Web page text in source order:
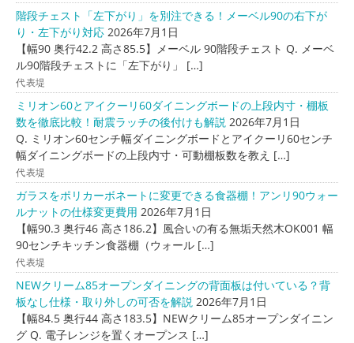
階段チェスト「左下がり」を別注できる！メーベル90の右下が
り・左下がり対応 2026年7月1日
【幅90 奥行42.2 高さ85.5】メーベル 90階段チェスト Q. メーベ
ル90階段チェストに「左下がり」 […]
代表堤
ミリオン60とアイクーリ60ダイニングボードの上段内寸・棚板
数を徹底比較！耐震ラッチの後付けも解説 2026年7月1日
Q. ミリオン60センチ幅ダイニングボードとアイクーリ60センチ
幅ダイニングボードの上段内寸・可動棚板数を教え […]
代表堤
ガラスをポリカーボネートに変更できる食器棚！アンリ90ウォー
ルナットの仕様変更費用 2026年7月1日
【幅90.3 奥行46 高さ186.2】風合いの有る無垢天然木OK001 幅
90センチキッチン食器棚（ウォール […]
代表堤
NEWクリーム85オープンダイニングの背面板は付いている？背
板なし仕様・取り外しの可否を解説 2026年7月1日
【幅84.5 奥行44 高さ183.5】NEWクリーム85オープンダイニン
グ Q. 電子レンジを置くオープンス […]